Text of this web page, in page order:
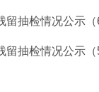
抽检情况公示（
抽检情况公示（